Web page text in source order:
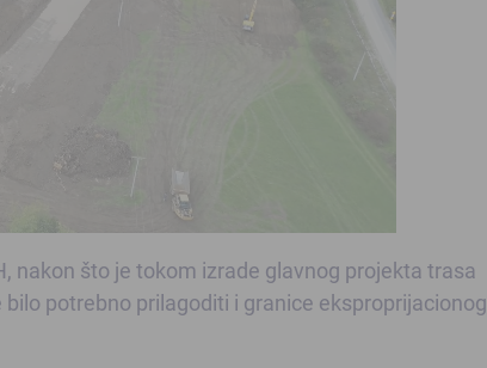
nakon što je tokom izrade glavnog projekta trasa
potrebno prilagoditi i granice eksproprijacionog